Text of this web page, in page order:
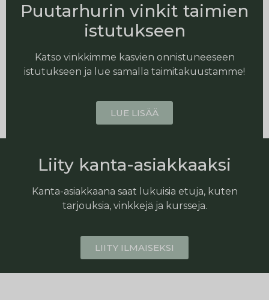
Puutarhurin vinkit taimien
istutukseen
Katso vinkkimme kasvien onnistuneeseen
istutukseen ja lue samalla taimitakuustamme!
LUE LISÄÄ
Liity kanta-asiakkaaksi
Kanta-asiakkaana saat lukuisia etuja, kuten
tarjouksia, vinkkejä ja kursseja.
LIITY ILMAISEKSI